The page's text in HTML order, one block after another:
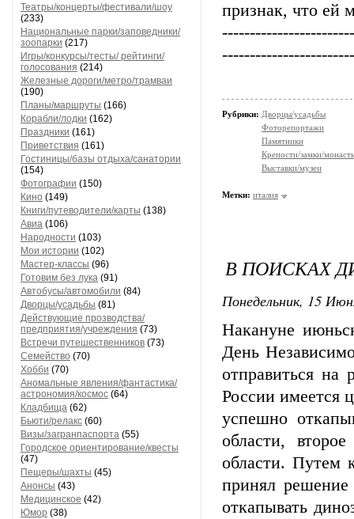
Театры/концерты/фестивали/шоу
(233)
Национальные парки/заповедники/
зоопарки (217)
Игры/конкурсы/тесты/ рейтинги/
голосования (214)
Железные дороги/метро/трамваи
(190)
Планы/маршруты (166)
Корабли/лодки (162)
Праздники (161)
Приветствия (161)
Гостиницы/базы отдыха/санатории
(154)
Фотографии (150)
Кино (149)
Книги/путеводители/карты (138)
Авиа (106)
Народности (103)
Мои истории (102)
Мастер-классы (96)
Готовим без лука (91)
Автобусы/автомобили (84)
Дворцы/усадьбы (81)
Действующие прозводства/
предприятия/учреждения (73)
Встречи путешественников (73)
Семейство (70)
Хобби (70)
Аномальные явления/фантастика/
астрономия/космос (64)
Кладбища (62)
Бьюти/релакс (60)
Визы/загранпаспорта (55)
Городское ориентирование/квесты
(47)
Пещеры/шахты (45)
Анонсы (43)
Медицинское (42)
Юмор (38)
признак, что ей
Рубрики: Дворцы/усадьбы
Фоторепортажи
Памятники
Крепости/замки/
Выставки/музеи
Метки: италия
В ПОИСКАХ
Понедельник, 15
Накануне
День
отправиться на
России имеется
успешно
области,
области. Путем
принял
откапывать